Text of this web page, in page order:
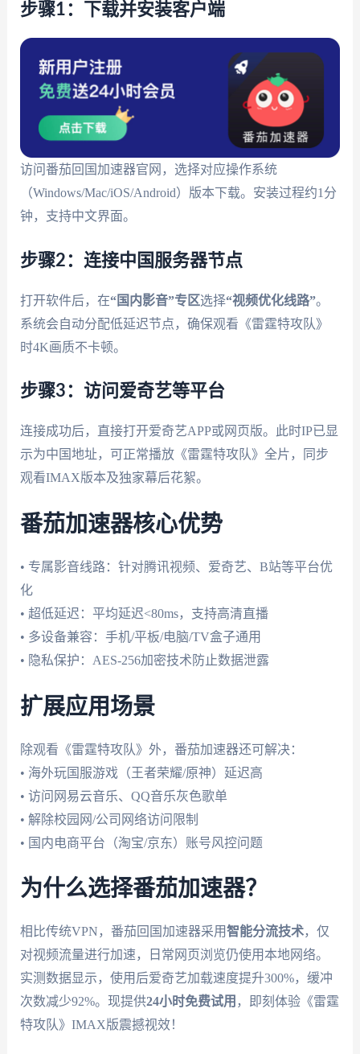
步骤1：下载并安装客户端
访问番茄回国加速器官网，选择对应操作系统
（Windows/Mac/iOS/Android）版本下载。安装过程约1分
钟，支持中文界面。
步骤2：连接中国服务器节点
打开软件后，在“国内影音”专区选择“视频优化线路”。
系统会自动分配低延迟节点，确保观看《雷霆特攻队》
时4K画质不卡顿。
步骤3：访问爱奇艺等平台
连接成功后，直接打开爱奇艺APP或网页版。此时IP已显
示为中国地址，可正常播放《雷霆特攻队》全片，同步
观看IMAX版本及独家幕后花絮。
番茄加速器核心优势
• 专属影音线路：针对腾讯视频、爱奇艺、B站等平台优
化
• 超低延迟：平均延迟<80ms，支持高清直播
• 多设备兼容：手机/平板/电脑/TV盒子通用
• 隐私保护：AES-256加密技术防止数据泄露
扩展应用场景
除观看《雷霆特攻队》外，番茄加速器还可解决：
• 海外玩国服游戏（王者荣耀/原神）延迟高
• 访问网易云音乐、QQ音乐灰色歌单
• 解除校园网/公司网络访问限制
• 国内电商平台（淘宝/京东）账号风控问题
为什么选择番茄加速器？
相比传统VPN，番茄回国加速器采用智能分流技术，仅
对视频流量进行加速，日常网页浏览仍使用本地网络。
实测数据显示，使用后爱奇艺加载速度提升300%，缓冲
次数减少92%。现提供24小时免费试用 ，即刻体验《雷霆
特攻队》IMAX版震撼视效！